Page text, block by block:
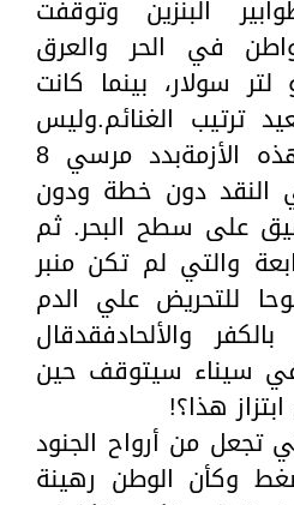
البنزين وتوقفت
في الحر والعرق
سولار، بينما كانت
ترتيب الغنائم.وليس
خفيا أنه في عز هذه الأزمةبدد مرسي 8
النقد دون خطة ودون
على سطح البحر. ثم
والتي لم تكن منبر
للتحريض علي الدم
والألحادفقدقال
في سيناء سيتوقف حين
هذا؟!
تجعل من أرواح الجنود
وكأن الوطن رهينة